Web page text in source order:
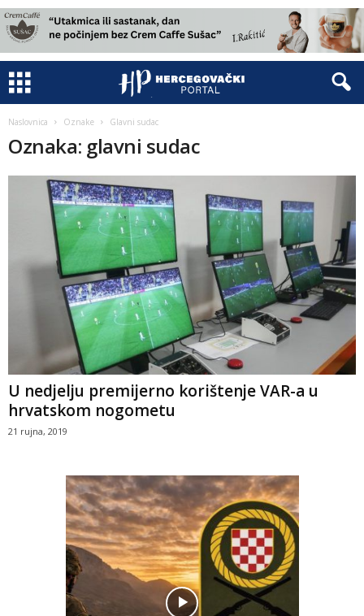
Naslovnica Oznake Glavni sudac
Oznaka: glavni sudac
U nedjelju premijerno korištenje VAR-a u
hrvatskom nogometu
21 rujna, 2019